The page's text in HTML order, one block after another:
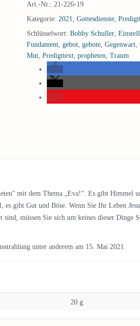
Art.-Nr.: 21-226-19
Kategorie: 2021, Gottesdienste,
Schlüsselwort: Bobby Schuller,
Fundament, gebot, gebote, Gegenwart,
Mut, Predigttext, propheten, Traum
mit dem Thema „Eva!“. Es gibt Himmel
gibt Gut und Böse. Wenn Sie Ihr Leben
müssen Sie sich um keines dieser Dinge
unter anderem am 15. Mai 2021.
20 g